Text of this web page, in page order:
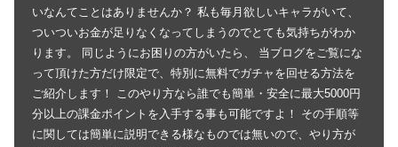
いなんてことはありませんか？ 私も毎月欲しいキャラがいて、
ついついお金が足りなくなってしまうのでとても気持ちがわか
ります。 同じようにお困りの方がいたら、 当ブログをご覧にな
って頂けた方だけ限定で、特別に無料でガチャを回せる方法を
ご紹介します！ このやり方なら誰でも簡単・安全に最大5000円
分以上の課金ポイントを入手する事も可能ですよ！ その手順等
に関しては簡単に説明できる様なものでは無いので、やり方が